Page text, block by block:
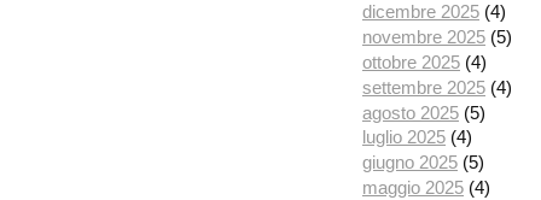
dicembre 2025 (4)
novembre 2025 (5)
ottobre 2025 (4)
settembre 2025 (4)
agosto 2025 (5)
luglio 2025 (4)
giugno 2025 (5)
maggio 2025 (4)